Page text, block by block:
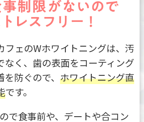
フェのWホワイトニングは、汚
なく、歯の表面をコーティング
防ぐので、 ホワイトニング直
です。
で食事前や、デートや合コン